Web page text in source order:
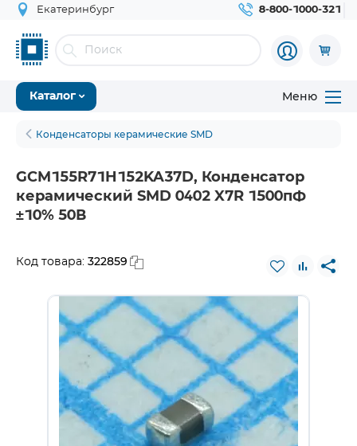
Екатеринбург 8-800-1000-321
Каталог Меню
Конденсаторы керамические SMD
GCM155R71H152KA37D, Конденсатор
керамический SMD 0402 X7R 1500пФ
±10% 50В
Код товара: 322859